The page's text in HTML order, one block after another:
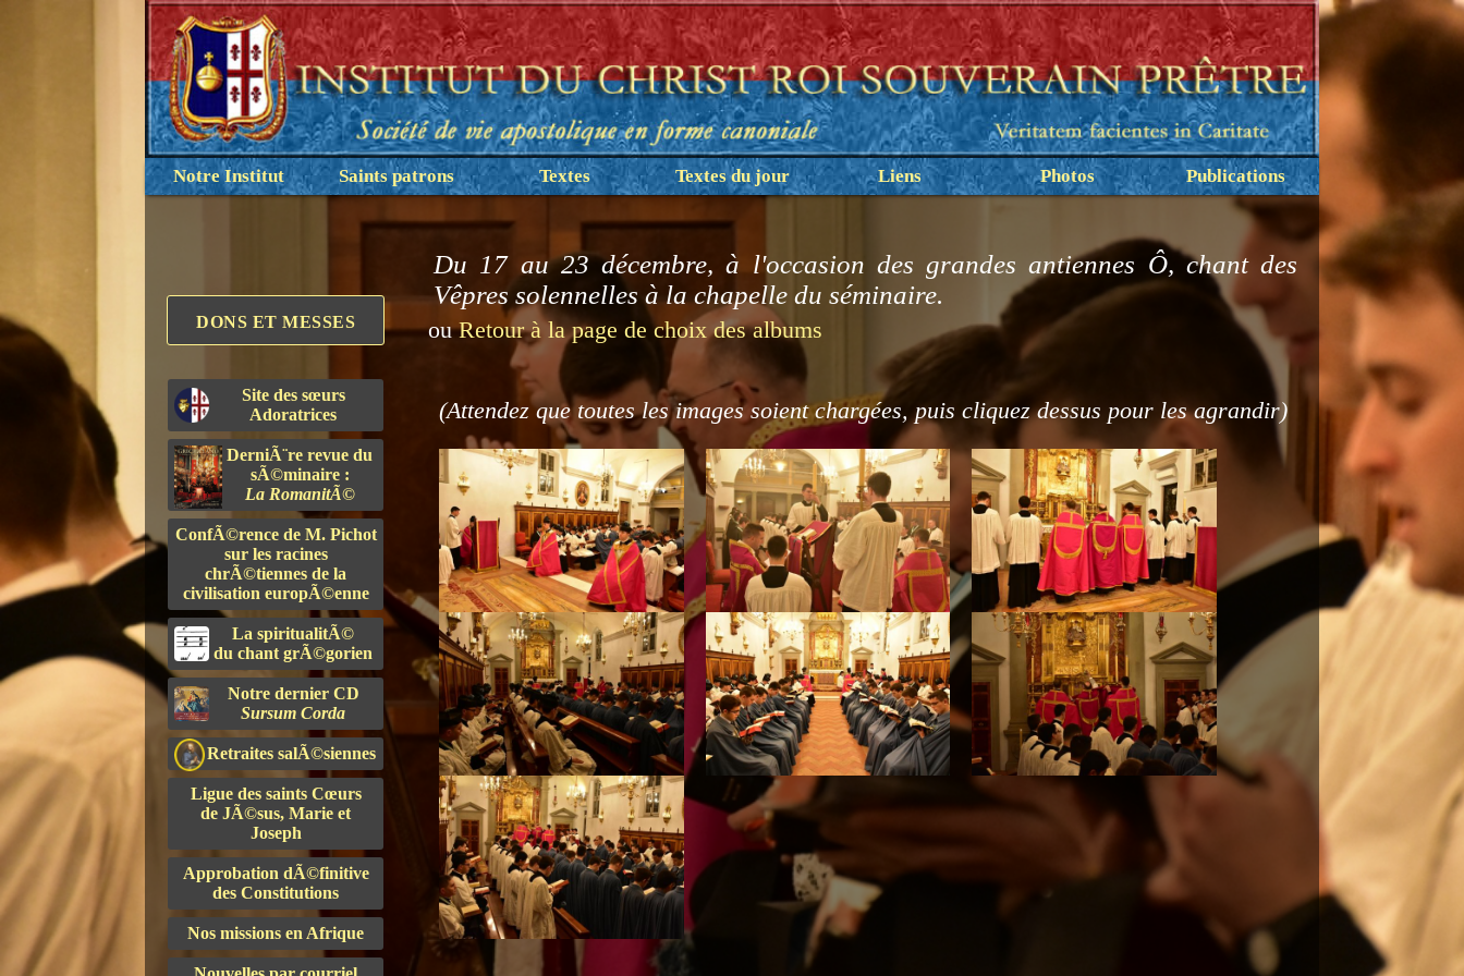
Notre Institut Saints patrons Textes Textes du jour Liens Photos Publications
DONS ET MESSES
Site des sœurs
Adoratrices
DerniÃ¨re revue du
sÃ©minaire :
La RomanitÃ©
ConfÃ©rence de M. Pichot
sur les racines
chrÃ©tiennes de la
civilisation europÃ©enne
La spiritualitÃ©
du chant grÃ©gorien
Notre dernier CD
Sursum Corda
Retraites salÃ©siennes
Ligue des saints Cœurs
de JÃ©sus, Marie et
Joseph
Approbation dÃ©finitive
des Constitutions
Nos missions en Afrique
Du 17 au 23 décembre, à l'occasion des grandes antiennes Ô, chant des
Vêpres solennelles à la chapelle du séminaire.
ouRetour à la page de choix des albums
(Attendez que toutes les images soient chargées, puis cliquez dessus pour les agrandir)